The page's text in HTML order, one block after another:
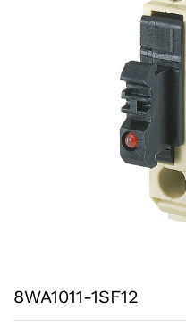
8WA1011-1SF12